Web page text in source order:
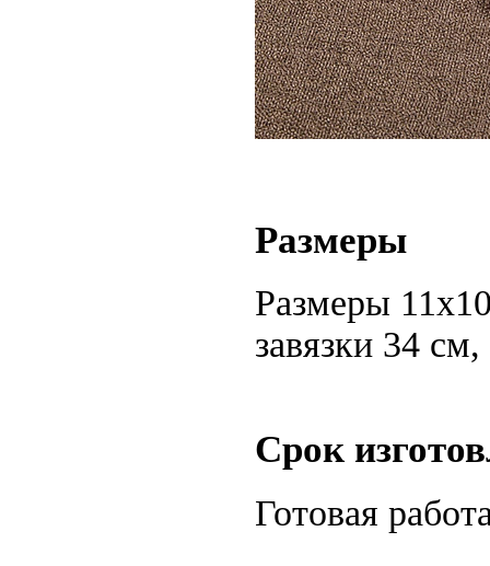
Размеры
Размеры
завязки 34
Срок
Готовая